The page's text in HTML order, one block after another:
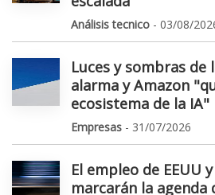
Análisis tecnico - 03/08/
Luces y sombras
alarma y Amazon
ecosistema de la IA"
Empresas - 31/07/2026
El empleo de EEUU
marcarán la agenda